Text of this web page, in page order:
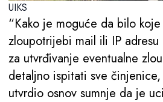
UIKS
“Kako je moguće da bilo
zloupotrijebi mail ili IP
za utvrđivanje eventualne
detaljno ispitati sve
utvrdio osnov sumnje da je